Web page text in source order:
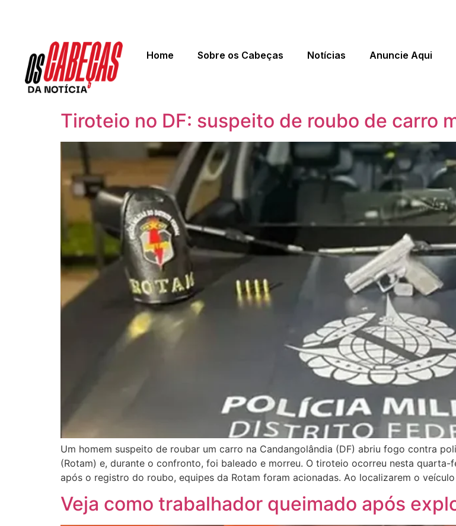
Home Sobre os Cabeças Notícias Anuncie Aqui
Tiroteio no DF: suspeito de roubo de carro
Um homem suspeito de roubar um carro na Candangolândia (DF) abriu fogo contra
(Rotam) e, durante o confronto, foi baleado e morreu. O tiroteio ocorreu nesta
após o registro do roubo, equipes da Rotam foram acionadas. Ao localizarem o
Veja como trabalhador queimado após